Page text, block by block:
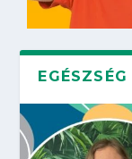
EGÉSZSÉG